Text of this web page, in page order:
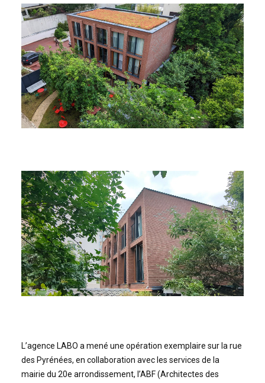
L’agence LABO a mené une opération exemplaire sur la rue
des Pyrénées, en collaboration avec les services de la
mairie du 20e arrondissement, l’ABF (Architectes des